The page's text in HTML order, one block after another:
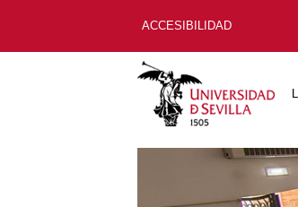
ACCESIBILIDAD